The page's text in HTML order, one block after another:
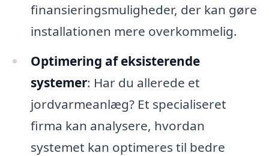
finansieringsmuligheder, der kan gøre
installationen mere overkommelig.
Optimering af eksisterende
systemer: Har du allerede et
jordvarmeanlæg? Et specialiseret
firma kan analysere, hvordan
systemet kan optimeres til bedre